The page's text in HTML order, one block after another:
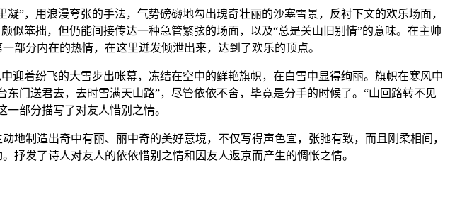
”，用浪漫夸张的手法，气势磅礴地勾出瑰奇壮丽的沙塞雪景，反衬下文的欢乐场面，
笨拙，但仍能间接传达一种急管繁弦的场面，以及“总是关山旧别情”的意味。在主帅
部分内在的热情，在这里迸发倾泄出来，达到了欢乐的顶点。
迎着纷飞的大雪步出帐幕，冻结在空中的鲜艳旗帜，在白雪中显得绚丽。旗帜在寒风中
门送君去，去时雪满天山路”，尽管依依不舍，毕竟是分手的时候了。“山回路转不见
部分描写了对友人惜别之情。
制造出奇中有丽、丽中奇的美好意境，不仅写得声色宜，张弛有致，而且刚柔相间，
抒发了诗人对友人的依依惜别之情和因友人返京而产生的惆怅之情。